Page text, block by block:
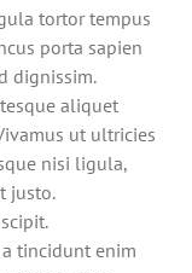
tortor tempus
porta sapien
dignissim.
aliquet
ut ultricies
nisi ligula,
justo.
tincidunt enim